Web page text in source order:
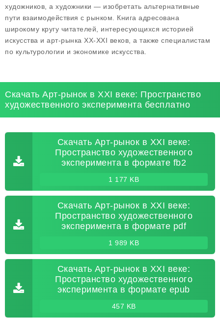
художников, а художники — изобретать альтернативные
пути взаимодействия с рынком. Книга адресована
широкому кругу читателей, интересующихся историей
искусства и арт-рынка XX-XXI веков, а также специалистам
по культурологии и экономике искусства.
Скачать Арт-рынок в XXI веке: Пространство
художественного эксперимента бесплатно
Скачать Арт-рынок в XXI веке:
Пространство художественного
эксперимента в формате fb2
1 177 KB
Скачать Арт-рынок в XXI веке:
Пространство художественного
эксперимента в формате pdf
1 989 KB
Скачать Арт-рынок в XXI веке:
Пространство художественного
эксперимента в формате epub
457 KB